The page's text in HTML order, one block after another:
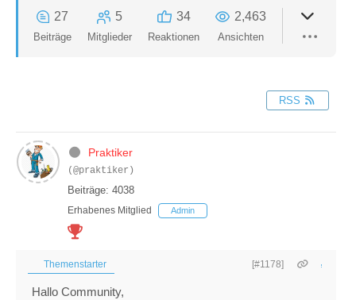
27
Beiträge
5
Mitglieder
34
Reaktionen
2,463
Ansichten
RSS
Praktiker
(@praktiker)
Beiträge: 4038
Erhabenes Mitglied Admin
Themenstarter [#1178]
Hallo Community,